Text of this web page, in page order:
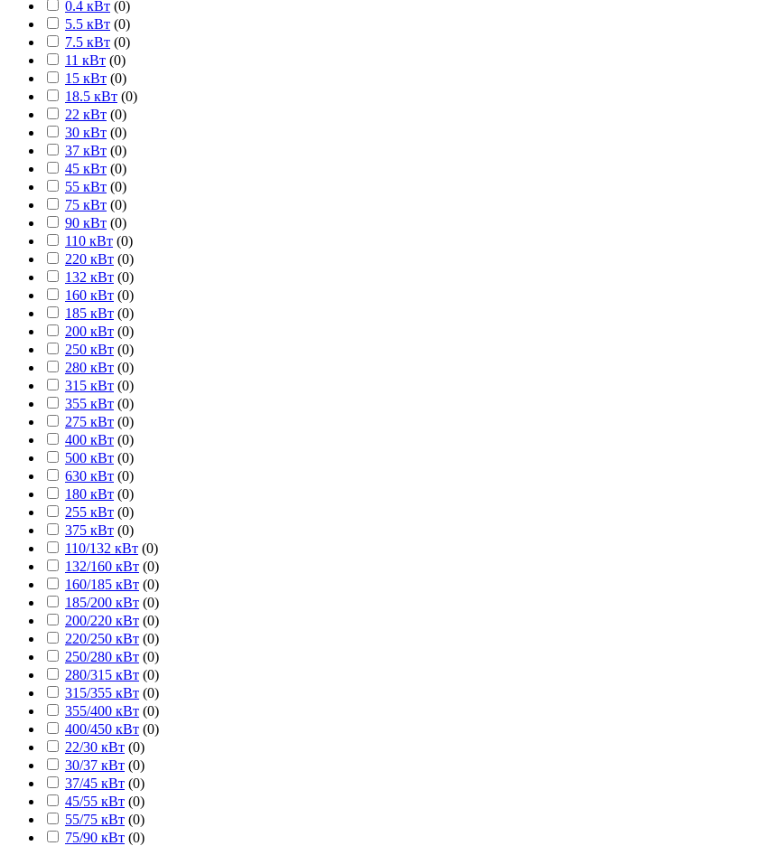
0.4 кВт (0)
5.5 кВт (0)
7.5 кВт (0)
11 кВт (0)
15 кВт (0)
18.5 кВт (0)
22 кВт (0)
30 кВт (0)
37 кВт (0)
45 кВт (0)
55 кВт (0)
75 кВт (0)
90 кВт (0)
110 кВт (0)
220 кВт (0)
132 кВт (0)
160 кВт (0)
185 кВт (0)
200 кВт (0)
250 кВт (0)
280 кВт (0)
315 кВт (0)
355 кВт (0)
275 кВт (0)
400 кВт (0)
500 кВт (0)
630 кВт (0)
180 кВт (0)
255 кВт (0)
375 кВт (0)
110/132 кВт (0)
132/160 кВт (0)
160/185 кВт (0)
185/200 кВт (0)
200/220 кВт (0)
220/250 кВт (0)
250/280 кВт (0)
280/315 кВт (0)
315/355 кВт (0)
355/400 кВт (0)
400/450 кВт (0)
22/30 кВт (0)
30/37 кВт (0)
37/45 кВт (0)
45/55 кВт (0)
55/75 кВт (0)
75/90 кВт (0)